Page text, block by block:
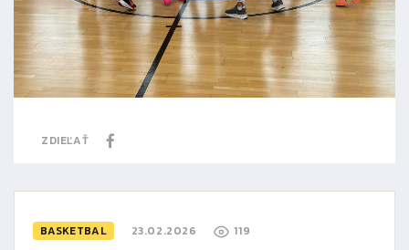
ZDIEĽAŤ
BASKETBAL 23.02.2026 119